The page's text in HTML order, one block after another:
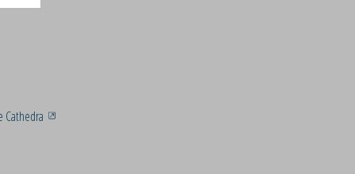
Cathedra